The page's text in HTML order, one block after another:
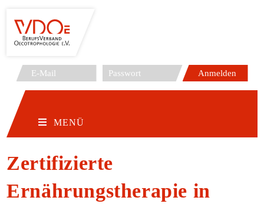
Inhalt
springen
MENÜ
Zertifizierte
Ernährungstherapie in